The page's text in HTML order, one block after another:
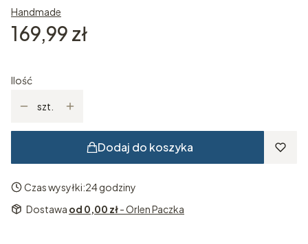
Handmade
Cena
169,99 zł
Ilość
szt.
Dodaj do koszyka
Czas wysyłki:24 godziny
Dostawa od 0,00 zł- Orlen Paczka